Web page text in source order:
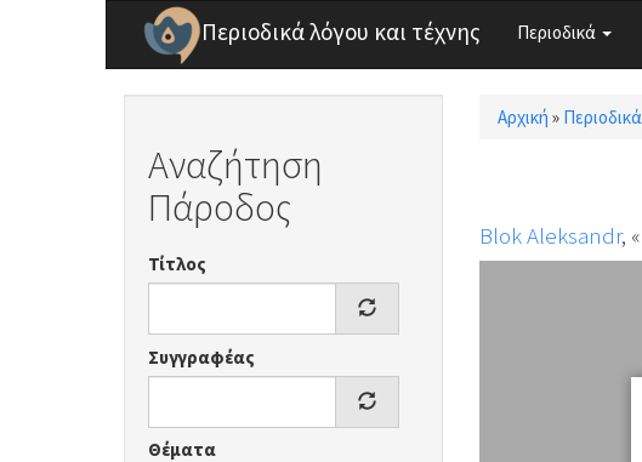
Παράκαμψη προς το κυρίως περιεχόμενο
Περιοδικά λόγου και τέχνης Περιοδικά
Αναζήτηση
Πάροδος
Τίτλος
Συγγραφέας
Θέματα
Είστε εδώ
Αρχική » Περιοδικά
Blok Aleksandr,